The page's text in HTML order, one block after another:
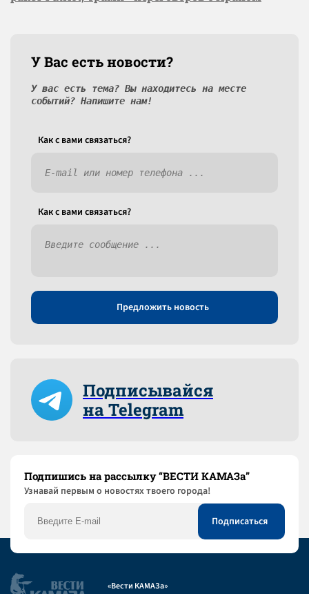
У Вас есть новости?
У вас есть тема? Вы находитесь на месте
событий? Напишите нам!
Как c вами связаться?
Как c вами связаться?
Предложить новость
Подписывайся
на Telegram
Подпишись на рассылку “ВЕСТИ КАМАЗа”
Узнaвай первым о новостях твоего города!
«Вести КАМАЗа»